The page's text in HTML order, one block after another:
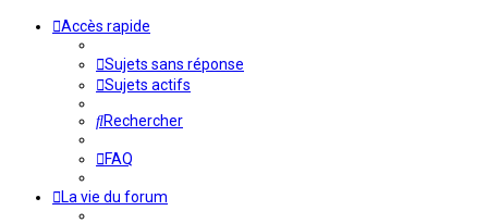
Accès rapide
Sujets sans réponse
Sujets actifs
Rechercher
FAQ
La vie du forum